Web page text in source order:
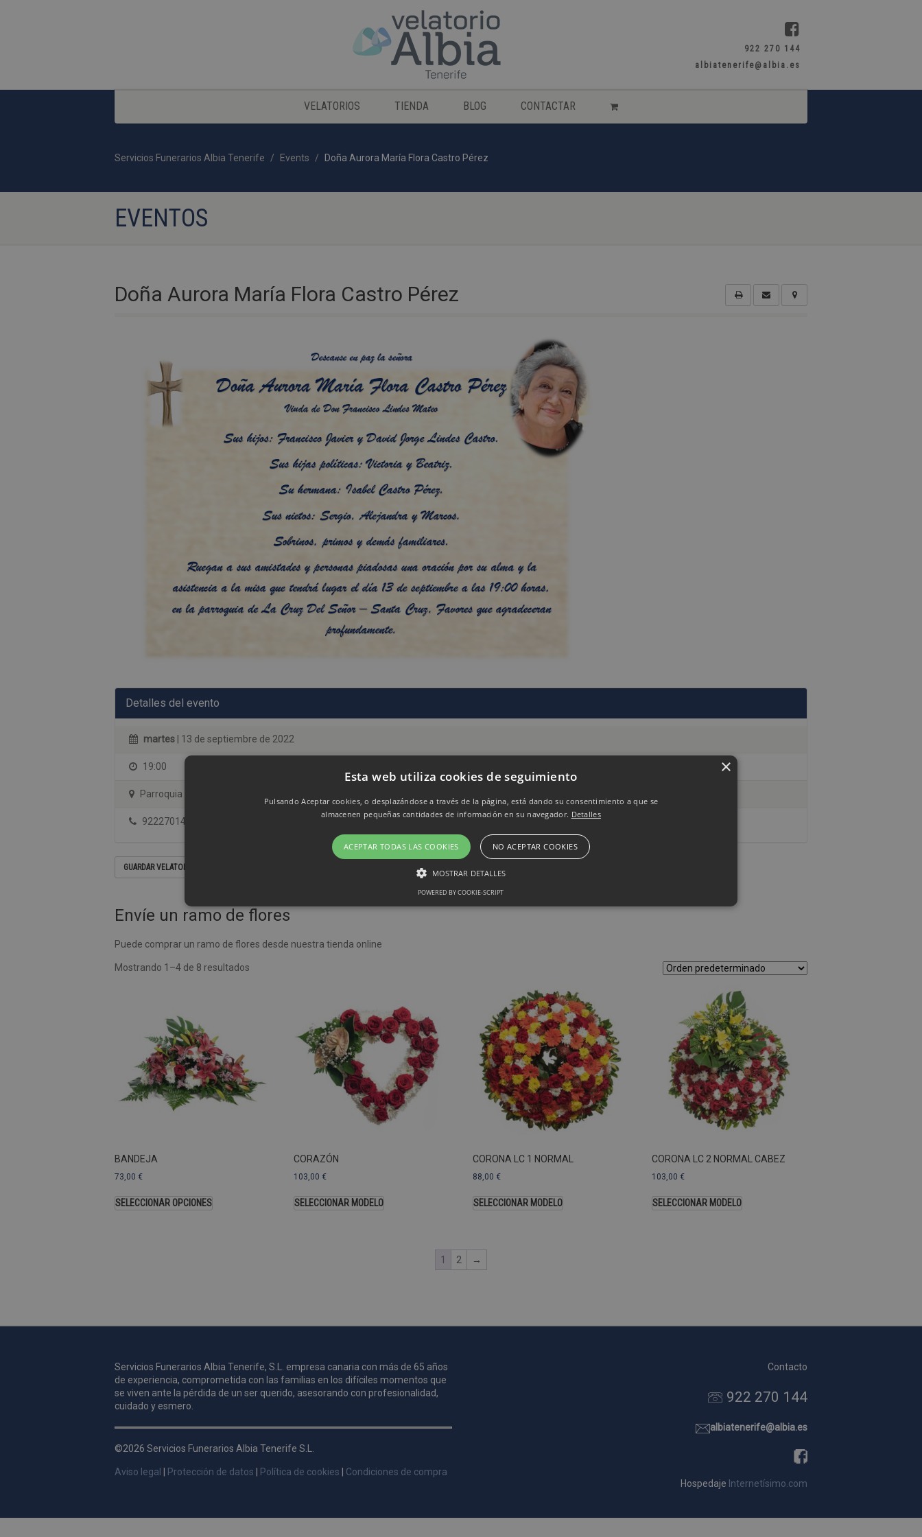
922 270 144
albiatenerife@albia.es
VELATORIOS TIENDA BLOG CONTACTAR
Servicios Funerarios Albia Tenerife Events Doña Aurora María Flora Castro Pérez
EVENTOS
Doña Aurora María Flora Castro Pérez
Detalles del evento
martes | 13 de septiembre de 2022
19:00
Parroquia de La Cruz Del Señor
922270144
GUARDAR VELATORIO EN SU CALENDARIO
Envíe un ramo de flores
Puede comprar un ramo de flores desde nuestra tienda online
Mostrando 1–4 de 8 resultados
BANDEJA
73,00 €
SELECCIONAR OPCIONES
CORAZÓN
103,00 €
SELECCIONAR MODELO
CORONA LC 1 NORMAL
88,00 €
SELECCIONAR MODELO
CORONA LC 2 NORMAL CABEZ
103,00 €
SELECCIONAR MODELO
1 2 →
Servicios Funerarios Albia Tenerife, S.L. empresa canaria con más de 65 años
de experiencia, comprometida con las familias en los difíciles momentos que
se viven ante la pérdida de un ser querido, asesorando con profesionalidad,
cuidado y esmero.
©2026 Servicios Funerarios Albia Tenerife S.L.
Aviso legal | Protección de datos | Política de cookies | Condiciones de compra
Contacto
922 270 144
albiatenerife@albia.es
Hospedaje Internetísimo.com
Esta web utiliza cookies de seguimiento
Pulsando Aceptar cookies, o desplazándose a través de la página, está dando su consentimiento a que se
almacenen pequeñas cantidades de información en su navegador. Detalles
ACEPTAR TODAS LAS COOKIES NO ACEPTAR COOKIES
MOSTRAR DETALLES
Las cookies de rendimiento se utilizan para ver cómo los visitantes usan el sitio web, por ejemplo. cookies analíticas Esas cookies no se pueden
usar para identificar directamente a cierto visitante.
Este nombre de cookie está asociado con Google Universal Analytics, que es
una actualización significativa del servicio de análisis de Google más utilizado.
Esta cookie se utiliza para distinguir usuarios únicos asignando un número
generado aleatoriamente como identificador de cliente. Se incluye en cada
solicitud de página de un sitio y se utiliza para calcular los datos de visitantes,
sesiones y campañas para los informes de análisis de sitios. De forma
predeterminada, caduca después de 2 años, aunque los propietarios de sitios
web pueden personalizarlo.
Dominio Vencimiento
POWERED BY COOKIE-SCRIPT
×